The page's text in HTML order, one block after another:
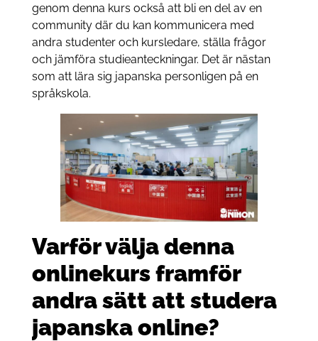
genom denna kurs också att bli en del av en
community där du kan kommunicera med
andra studenter och kursledare, ställa frågor
och jämföra studieanteckningar. Det är nästan
som att lära sig japanska personligen på en
språkskola.
Varför välja denna
onlinekurs framför
andra sätt attstudera
japanska online?